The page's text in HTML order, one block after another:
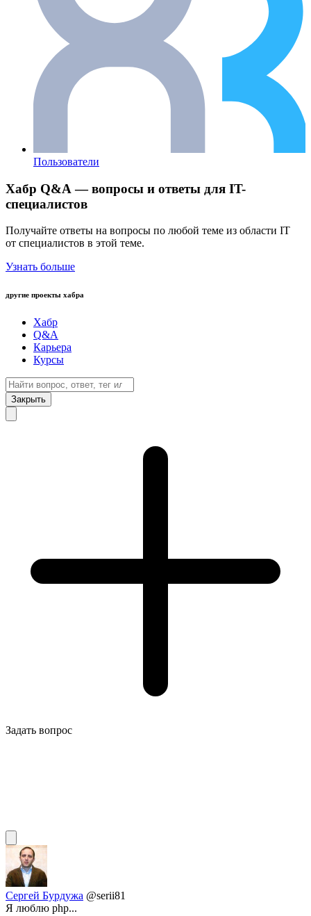
Пользователи
Хабр Q&A — вопросы и ответы для IT-
специалистов
Получайте ответы на вопросы по любой теме из области IT
от специалистов в этой теме.
Узнать больше
другие проекты хабра
Хабр
Q&A
Карьера
Курсы
Закрыть
Задать вопрос
Сергей Бурдужа @serii81
Я люблю phр...